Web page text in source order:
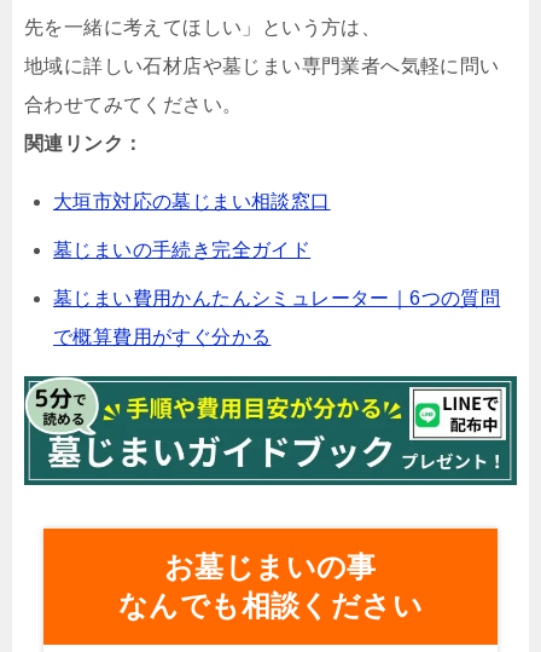
先を一緒に考えてほしい」という方は、
地域に詳しい石材店や墓じまい専門業者へ気軽に問い
合わせてみてください。
関連リンク：
大垣市対応の墓じまい相談窓口
墓じまいの手続き完全ガイド
墓じまい費用かんたんシミュレーター｜6つの質問
で概算費用がすぐ分かる
お墓じまいの事
なんでも相談ください